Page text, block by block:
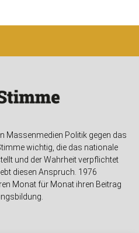
Massenmedien Politik gegen das
wichtig, die das nationale
und der Wahrheit verpflichtet
diesen Anspruch. 1976
Monat für Monat ihren Beitrag